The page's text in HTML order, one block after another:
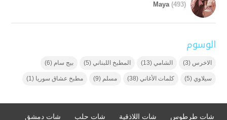
Maya (493)
الوسوم
الاخرس (3) الشامي (13) المطبخ اللبناني (5) بيج سام (6)
سيلاوي (5) كلمات الأغاني (38) مسلم (9) مطبخ عشاق سوريا (1)
شات طرطوس شات اللاذقية شات حلب شات دمشق